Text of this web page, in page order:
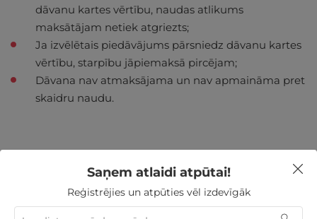
dāvanu kartes vērtību, naudas atlikums
maksātājam netiek atgriezts;
Ja izvēlētais piedāvājums pārsniedz dāvanu kartes
vērtību, starpību jāpiemaksā pircējam;
Dāvana nav atmaksājama un nav apmaināma pret
skaidru naudu.
Nekādas apkalpošanas un administrācijas
Saņem atlaidi atpūtai!
Reģistrējies un atpūties vēl izdevīgāk